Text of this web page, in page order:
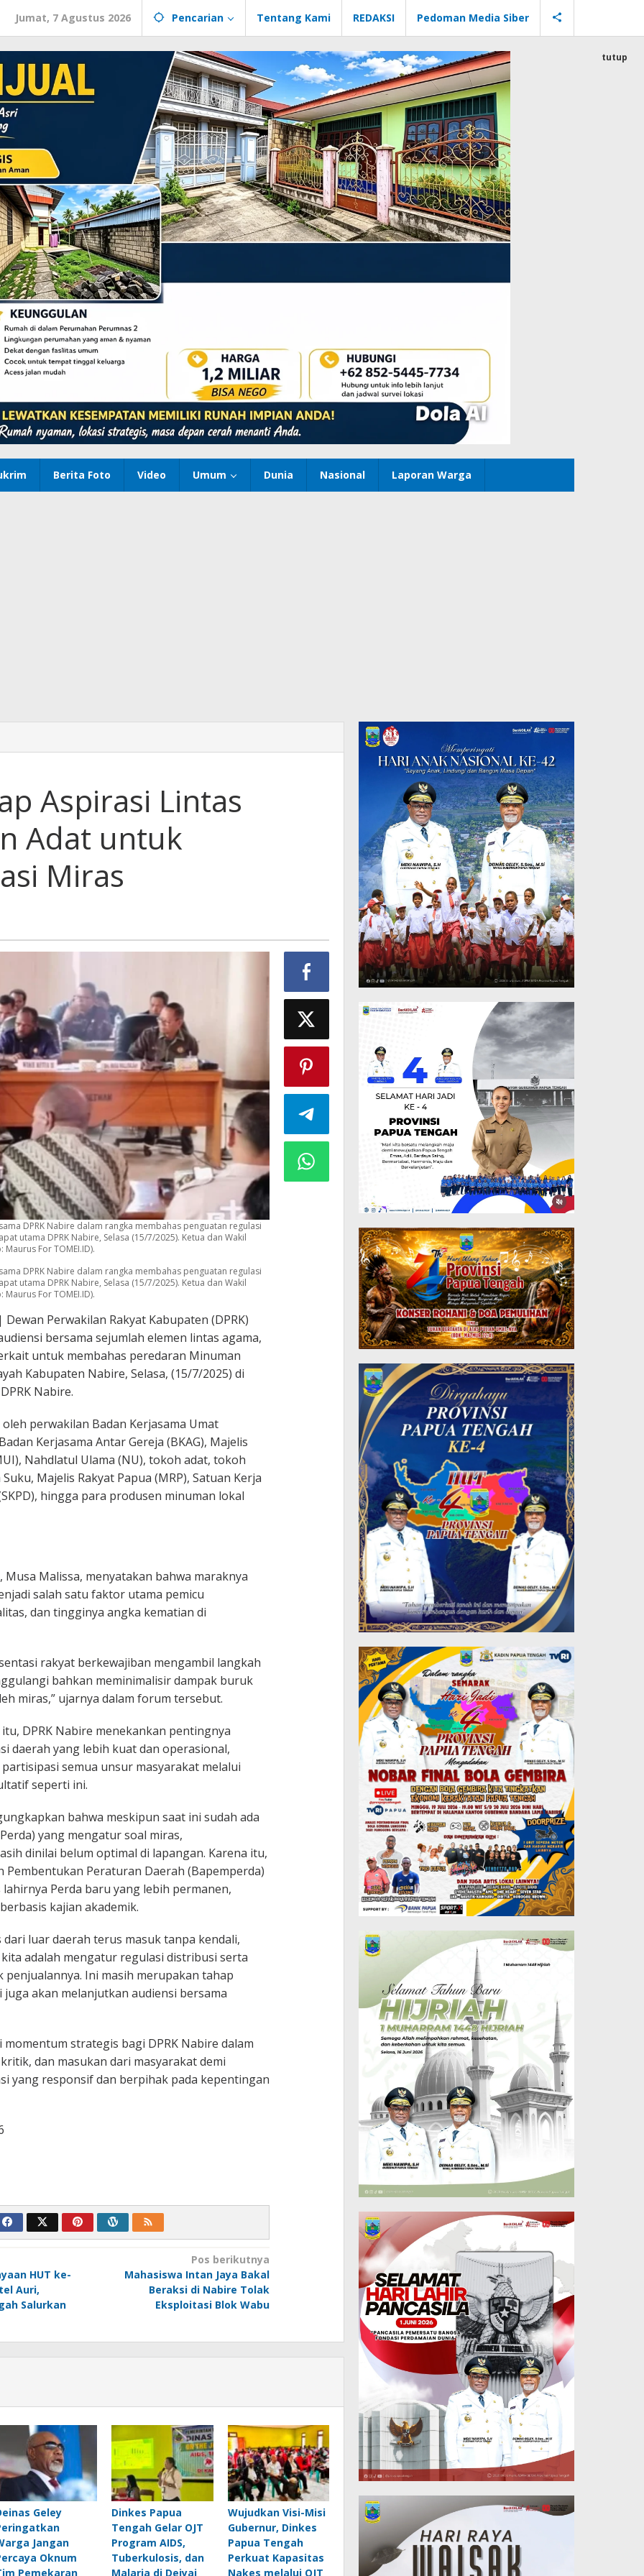
Jumat, 7 Agustus 2026 Pencarian Tentang Kami REDAKSI Pedoman Media Siber
Berita Foto Video Umum Dunia Nasional Laporan Warga
tutup
Aspirasi Lintas
Adat untuk
Miras
DPRK Nabire dalam rangka membahas penguatan regulasi
utama DPRK Nabire, Selasa (15/7/2025). Ketua dan Wakil
For TOMEI.ID).
DPRK Nabire dalam rangka membahas penguatan regulasi
utama DPRK Nabire, Selasa (15/7/2025). Ketua dan Wakil
For TOMEI.ID).
Dewan Perwakilan Rakyat Kabupaten (DPRK)
bersama sejumlah elemen lintas agama,
untuk membahas peredaran Minuman
Kabupaten Nabire, Selasa, (15/7/2025) di
Nabire.
perwakilan Badan Kerjasama Umat
Kerjasama Antar Gereja (BKAG), Majelis
Nahdlatul Ulama (NU), tokoh adat, tokoh
Majelis Rakyat Papua (MRP), Satuan Kerja
hingga para produsen minuman lokal
Musa Malissa, menyatakan bahwa maraknya
salah satu faktor utama pemicu
dan tingginya angka kematian di
rakyat berkewajiban mengambil langkah
bahkan meminimalisir dampak buruk
miras,” ujarnya dalam forum tersebut.
DPRK Nabire menekankan pentingnya
daerah yang lebih kuat dan operasional,
semua unsur masyarakat melalui
seperti ini.
bahwa meskipun saat ini sudah ada
yang mengatur soal miras,
dinilai belum optimal di lapangan. Karena itu,
Pembentukan Peraturan Daerah (Bapemperda)
Perda baru yang lebih permanen,
kajian akademik.
dari luar daerah terus masuk tanpa kendali,
adalah mengatur regulasi distribusi serta
Ini masih merupakan tahap
juga akan melanjutkan audiensi bersama
momentum strategis bagi DPRK Nabire dalam
dan masukan dari masyarakat demi
yang responsif dan berpihak pada kepentingan
HUT ke-
Auri,
Salurkan
Pos berikutnya
Mahasiswa Intan Jaya Bakal
Beraksi di Nabire Tolak
Eksploitasi Blok Wabu
Geley
Jangan
Oknum
Pemekaran
Dinkes Papua
Tengah Gelar OJT
Program AIDS,
Tuberkulosis, dan
Malaria di Deiyai
Wujudkan Visi-Misi
Gubernur, Dinkes
Papua Tengah
Perkuat Kapasitas
Nakes melalui OJT